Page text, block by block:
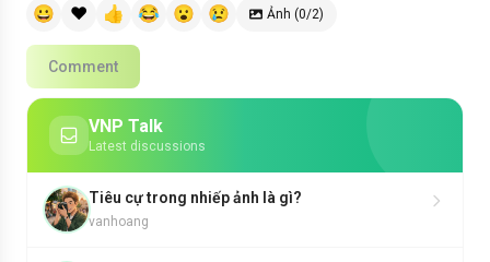
😀 ❤️ 👍 😂 😮 😢 Ảnh (0/2)
Comment
VNP Talk
Latest discussions
Tiêu cự trong nhiếp ảnh là gì?
vanhoang